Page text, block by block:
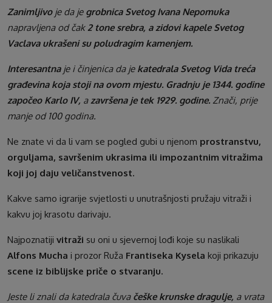
Zanimljivo je da jegrobnica Svetog Ivana Nepomuka
napravljena od čak2 tone srebra, a zidovi kapele Svetog
Vaclava ukrašeni su poludragim kamenjem.
Interesantna je i činjenica da jekatedrala Svetog Vida treća
građevina koja stoji na ovom mjestu. Gradnju je 1344. godine
započeo Karlo IV, a završena je tek 1929. godine. Znači, prije
manje od 100 godina.
Ne znate vi da li vam se pogled gubi u njenom prostranstvu,
orguljama, savršenim ukrasima ili impozantnim vitražima
koji joj daju veličanstvenost.
Kakve samo igrarije svjetlosti u unutrašnjosti pružaju vitraži i
kakvu joj krasotu darivaju.
Najpoznatiji vitraži su oni u sjevernoj lođi koje su naslikali
Alfons Mucha i prozor Ruža Frantiseka Kysela koji prikazuju
scene iz biblijske priče o stvaranju.
Jeste li znali da katedrala čuva češke krunske dragulje, a vrata